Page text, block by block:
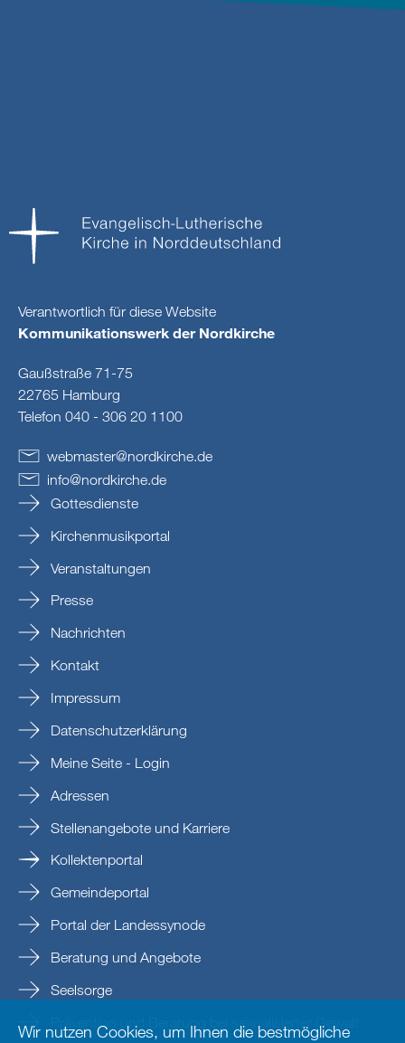
Verantwortlich für diese Website
Kommunikationswerk der Nordkirche
Gaußstraße 71-75
22765 Hamburg
Telefon 040 - 306 20 1100
webmaster@nordkirche.de
info@nordkirche.de
Gottesdienste
Kirchenmusikportal
Veranstaltungen
Presse
Nachrichten
Kontakt
Impressum
Datenschutzerklärung
Meine Seite - Login
Adressen
Stellenangebote und Karriere
Kollektenportal
Gemeindeportal
Portal der Landessynode
Beratung und Angebote
Seelsorge
Prävention und Beratung bei sexualisierter Gewalt
Wir nutzen Cookies, um Ihnen die bestmögliche